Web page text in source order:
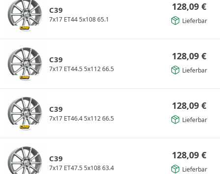
C39
7x17 ET44 5x108 65.1
128,09 €
Lieferbar
C39
7x17 ET44.5 5x112 66.5
128,09 €
Lieferbar
C39
7x17 ET46.4 5x112 66.5
128,09 €
Lieferbar
C39
7x17 ET47.5 5x108 63.4
128,09 €
Lieferbar